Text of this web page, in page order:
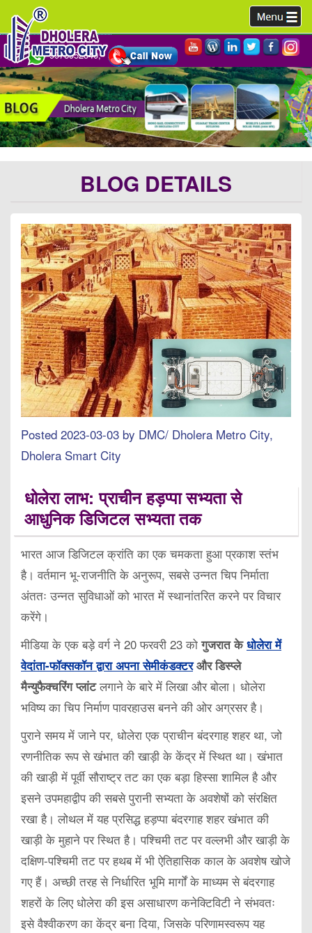
9978952340,
BLOG DETAILS
Posted 2023-03-03 by DMC/ Dholera Metro City,
Dholera Smart City
धोलेरा लाभ: प्राचीन हड़प्पा सभ्यता से
आधुनिक डिजिटल सभ्यता तक
भारत आज डिजिटल क्रांति का एक चमकता हुआ प्रकाश स्तंभ
है। वर्तमान भू-राजनीति के अनुरूप, सबसे उन्नत चिप निर्माता
अंततः उन्नत सुविधाओं को भारत में स्थानांतरित करने पर विचार
करेंगे।
मीडिया के एक बड़े वर्ग ने 20 फरवरी 23 कोगुजरात केधोलेरा में
वेदांता-फॉक्सकॉन द्वारा अपना सेमीकंडक्टरऔर डिस्प्ले
मैन्युफैक्चरिंग प्लांटलगाने के बारे में लिखा और बोला। धोलेरा
भविष्य का चिप निर्माण पावरहाउस बनने की ओर अग्रसर है।
पुराने समय में जाने पर, धोलेरा एक प्राचीन बंदरगाह शहर था, जो
रणनीतिक रूप से खंभात की खाड़ी के केंद्र में स्थित था। खंभात
की खाड़ी में पूर्वी सौराष्ट्र तट का एक बड़ा हिस्सा शामिल है और
इसने उपमहाद्वीप की सबसे पुरानी सभ्यता के अवशेषों को संरक्षित
रखा है। लोथल में यह प्रसिद्ध हड़प्पा बंदरगाह शहर खंभात की
खाड़ी के मुहाने पर स्थित है। पश्चिमी तट पर वल्लभी और खाड़ी के
दक्षिण-पश्चिमी तट पर हथब में भी ऐतिहासिक काल के अवशेष खोजे
गए हैं। अच्छी तरह से निर्धारित भूमि मार्गों के माध्यम से बंदरगाह
शहरों के लिए धोलेरा की इस असाधारण कनेक्टिविटी ने संभवतः
इसे वैश्वीकरण का केंद्र बना दिया, जिसके परिणामस्वरूप यह